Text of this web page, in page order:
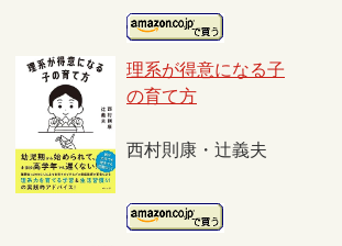
理系が得意になる子
の育て方
西村則康・辻義夫